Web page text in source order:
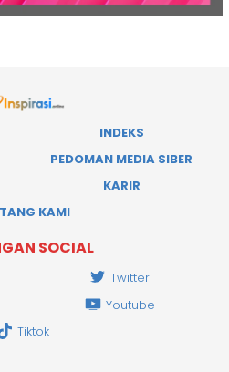
INDEKS
PEDOMAN MEDIA SIBER
KARIR
KAMI
SOCIAL
Twitter
Youtube
Tiktok